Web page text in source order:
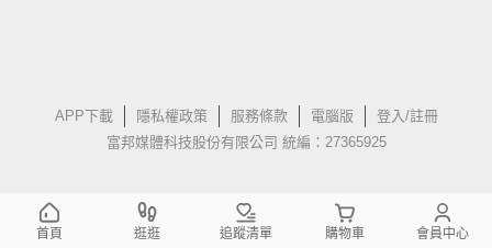
APP下載 隱私權政策 服務條款 電腦版
登入/註冊
富邦媒體科技股份有限公司 統編：27365925
首頁 逛逛 追蹤清單 購物車 會員中心